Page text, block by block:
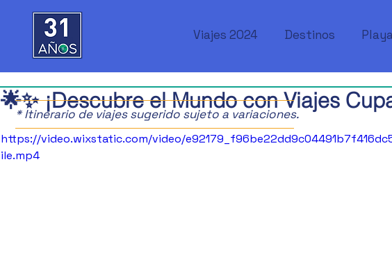
Viajes 2024 Destinos
🌟✨ ¡Descubre el Mundo con Viajes
https://video.wixstatic.com/video/
ile.mp4
* Itinerario de viajes sugerido sujeto a variaciones.